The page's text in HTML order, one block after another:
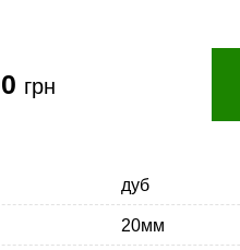
грн
дуб
20мм